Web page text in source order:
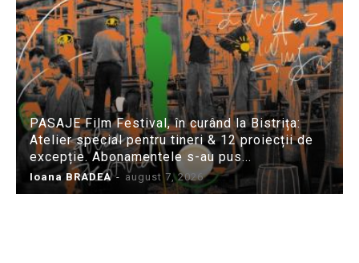
PASAJE Film Festival, în curând la Bistrița:
Atelier special pentru tineri & 12 proiecții de
excepție. Abonamentele s-au pus...
Ioana BRADEA - august 7, 2026